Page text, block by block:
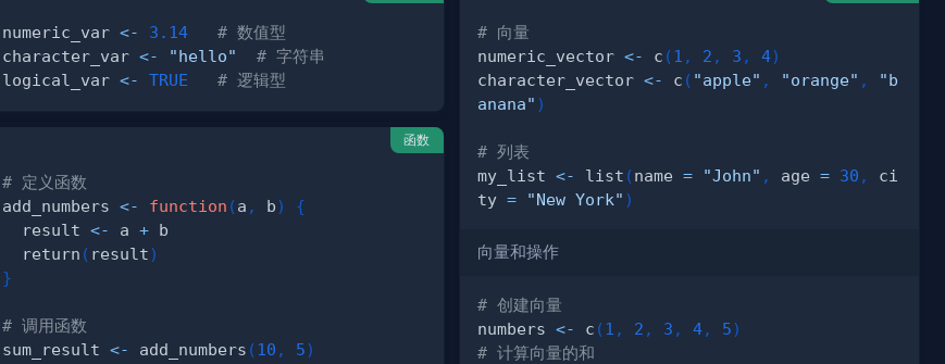
numeric_var <- 3.14
# 数值型
character_var <- "hello"
# 字符串
logical_var <- TRUE # 逻辑型
# 向量
numeric_vector <- c (1 , 2 , 3 , 4)
character_vector <- c ( "apple" , "orange" ,
"b
anana" )
# 列表
my_list <- list (name = "John" , age = 30 ,
ci
ty = "New York" )
向量和操作
# 创建向量
numbers <- c (1 , 2 , 3 , 4, 5)
# 计算向量的和
函数
# 定义函数
add_numbers <- function (a , b)
{
  result
<- a +
  return
( result)
}
# 调用函数
sum_result <- add_numbers (10 , 5)